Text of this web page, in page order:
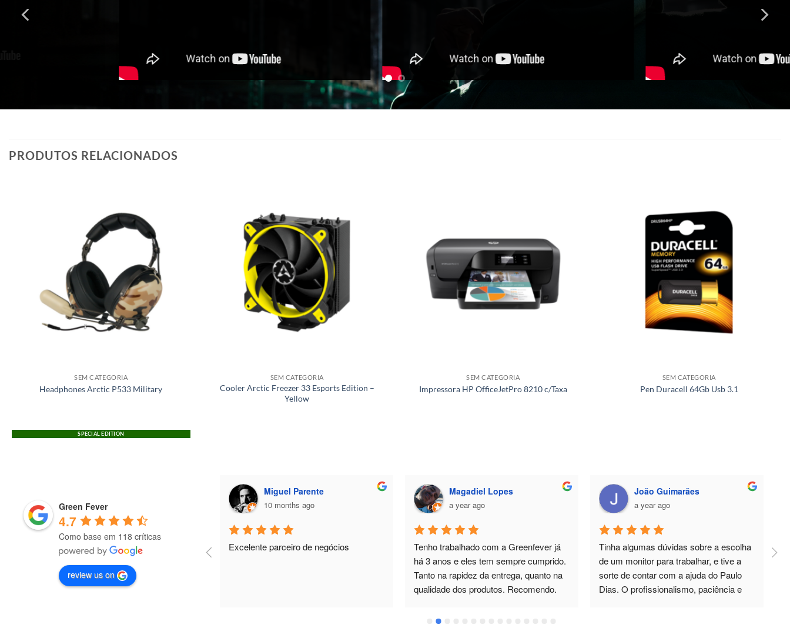
PRODUTOS RELACIONADOS
SEM CATEGORIA
Headphones Arctic P533 Military
SPECIAL EDITION
SEM CATEGORIA
Cooler Arctic Freezer 33 Esports Edition –
Yellow
SEM CATEGORIA
Impressora HP OfficeJetPro 8210 c/Taxa
SEM CATEGORIA
Pen Duracell 64Gb Usb 3.1
Green Fever
4.7
Como base em 118 críticas
review us on
9 months ago
Miguel Parente
10 months ago
Excelente parceiro de negócios
Magadiel Lopes
a year ago
Tenho trabalhado com a Greenfever já
há 3 anos e eles tem sempre cumprido.
Tanto na rapidez da entrega, quanto na
qualidade dos produtos. Recomendo.
João Guimarães
a year ago
Tinha algumas dúvidas sobre a escolha
de um monitor para trabalhar, e tive a
sorte de contar com a ajuda do Paulo
Dias. O profissionalismo, paciência e